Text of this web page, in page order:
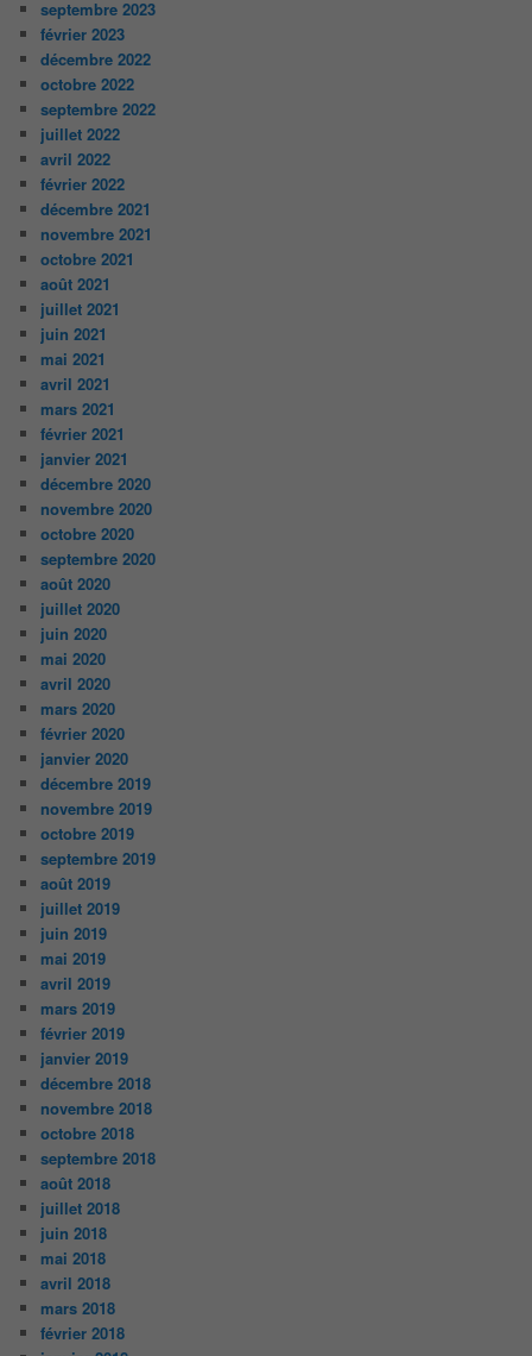
septembre 2023
février 2023
décembre 2022
octobre 2022
septembre 2022
juillet 2022
avril 2022
février 2022
décembre 2021
novembre 2021
octobre 2021
août 2021
juillet 2021
juin 2021
mai 2021
avril 2021
mars 2021
février 2021
janvier 2021
décembre 2020
novembre 2020
octobre 2020
septembre 2020
août 2020
juillet 2020
juin 2020
mai 2020
avril 2020
mars 2020
février 2020
janvier 2020
décembre 2019
novembre 2019
octobre 2019
septembre 2019
août 2019
juillet 2019
juin 2019
mai 2019
avril 2019
mars 2019
février 2019
janvier 2019
décembre 2018
novembre 2018
octobre 2018
septembre 2018
août 2018
juillet 2018
juin 2018
mai 2018
avril 2018
mars 2018
février 2018